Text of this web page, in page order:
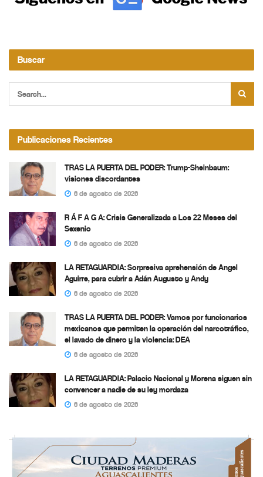
Buscar
Publicaciones Recientes
TRAS LA PUERTA DEL PODER: Trump-Sheinbaum:
visiones discordantes
6 de agosto de 2026
R Á F A G A: Crisis Generalizada a Los 22 Meses del
Sexenio
6 de agosto de 2026
LA RETAGUARDIA: Sorpresiva aprehensión de Angel
Aguirre, para cubrir a Adán Augusto y Andy
6 de agosto de 2026
TRAS LA PUERTA DEL PODER: Vamos por funcionarios
mexicanos que permiten la operación del narcotráfico,
el lavado de dinero y la violencia: DEA
6 de agosto de 2026
LA RETAGUARDIA: Palacio Nacional y Morena siguen sin
convencer a nadie de su ley mordaza
6 de agosto de 2026